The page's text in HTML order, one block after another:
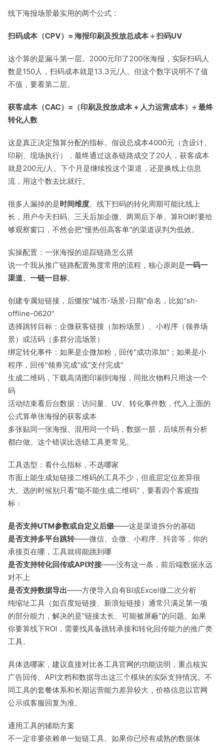
线下海报场景最实用的两个公式：
扫码成本（CPV）= 海报印刷及投放总成本 ÷ 扫码UV
这个算的是漏斗第一层。2000元印了200张海报，实际扫码人
数是150人，扫码成本就是13.3元/人。但这个数字说明不了值
不值，要看第二层。
获客成本（CAC）=（印刷及投放成本 + 人力运营成本）÷ 最终
转化人数
这是真正决定预算分配的指标。假设总成本4000元（含设计、
印刷、现场执行），最终通过这条链路成交了20人，获客成本
就是200元/人。下个月是继续投这个渠道，还是换线上信息
流，用这个数去比就行。
很多人漏掉的是时间维度。线下扫码的转化周期可能比线上
长，用户今天扫码、三天后加企微、两周后下单。算ROI时要给
够观察窗口，不然会把"慢热但高客单"的渠道误判为低效。
实操配置：一张海报的追踪链路怎么搭
说一个我从推广链路配置角度常用的流程，核心原则是一码一
渠道、一链一目标。
创建专属短链接，后缀按"城市-场景-日期"命名，比如"sh-
offline-0620"
选择跳转目标：企微获客链接（加粉场景）、小程序（领券场
景）或活码（多群分流场景）
绑定转化事件：如果是企微加粉，回传"成功添加"；如果是小
程序，回传"领券完成"或"支付完成"
生成二维码，下载高清图印刷到海报，同批次物料只用这一个
码
活动结束看后台数据：访问量、UV、转化事件数，代入上面的
公式算单张海报的获客成本
多张贴同一张海报、混用同一个码，数据一脏，后续所有分析
都白做。这个错误比选错工具更常见。
工具选型：看什么指标，不选哪家
市面上能生成短链接二维码的工具不少，但底层定位差异很
大。选的时候别只看"能不能生成二维码"，要看四个客观指
标：
是否支持UTM参数或自定义后缀——这是渠道拆分的基础
是否支持多平台跳转——微信、企微、小程序、抖音等，你的
承接页在哪，工具就得能跳到哪
是否支持转化回传或API对接——没有这一条，前后端数据永远
对不上
是否支持数据导出——方便导入自有BI或Excel做二次分析
纯缩址工具（如百度短链接、新浪短链接）通常只满足第一项
的部分能力，解决的是"链接太长、可能被屏蔽"的问题。如果
你要算线下ROI，需要找具备跳转承接和转化回传能力的推广类
工具。
具体选哪家，建议直接对比各工具官网的功能说明，重点核实
广告回传、API文档和数据导出这三个模块的实际支持情况。不
同工具的套餐体系和长期运营能力差异较大，价格信息以官网
公示或客服回复为准。
通用工具的辅助方案
不一定非要依赖单一短链工具。如果你已经有成熟的数据体